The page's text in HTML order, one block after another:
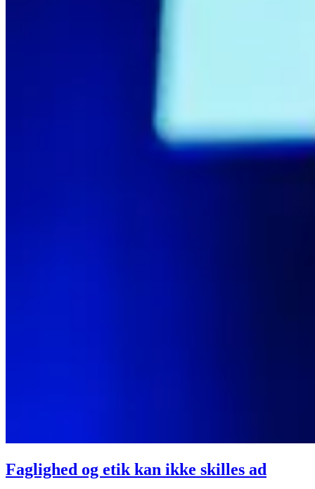
Faglighed og etik kan ikke skilles ad